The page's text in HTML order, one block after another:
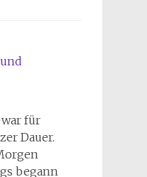
für
Dauer.
begann